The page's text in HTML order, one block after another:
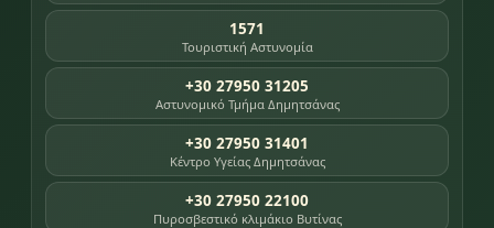
1571
Τουριστική Αστυνομία
+30 27950 31205
Αστυνομικό Τμήμα Δημητσάνας
+30 27950 31401
Κέντρο Υγείας Δημητσάνας
+30 27950 22100
Πυροσβεστικό κλιμάκιο Βυτίνας